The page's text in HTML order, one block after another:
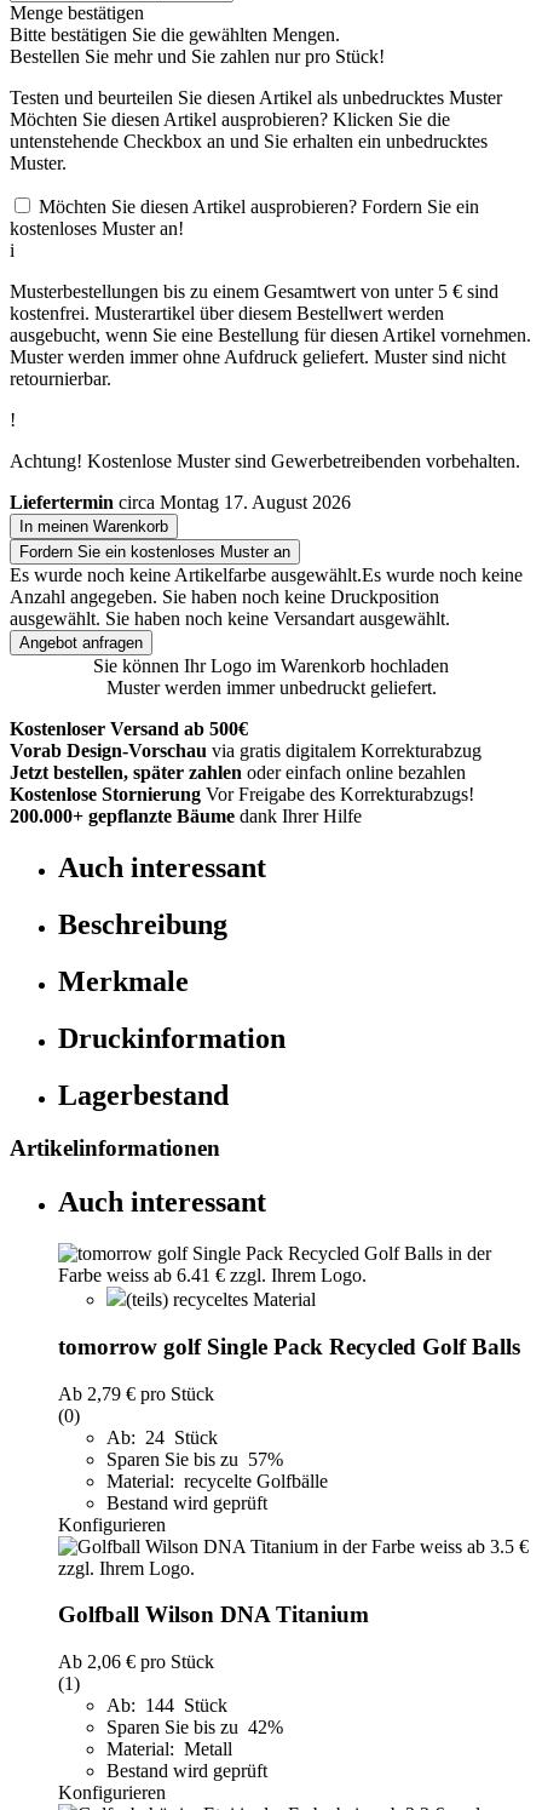
Menge bestätigen
Bitte bestätigen Sie die gewählten Mengen.
Bestellen Sie mehr und Sie zahlen nurpro Stück!
Testen und beurteilen Sie diesen Artikel als unbedrucktes Muster
Möchten Sie diesen Artikel ausprobieren? Klicken Sie die
untenstehende Checkbox an und Sie erhalten ein unbedrucktes
Muster.
Möchten Sie diesen Artikel ausprobieren? Fordern Sie ein
kostenloses Muster an!
i
Musterbestellungen bis zu einem Gesamtwert von unter 5 € sind
kostenfrei. Musterartikel über diesem Bestellwert werden
ausgebucht, wenn Sie eine Bestellung für diesen Artikel vornehmen.
Muster werden immer ohne Aufdruck geliefert. Muster sind nicht
retournierbar.
!
Achtung! Kostenlose Muster sind Gewerbetreibenden vorbehalten.
Liefertermin circa Montag 17. August 2026
In meinen Warenkorb
Fordern Sie ein kostenloses Muster an
Es wurde noch keine Artikelfarbe ausgewählt.Es wurde noch keine
Anzahl angegeben. Sie haben noch keine Druckposition
ausgewählt. Sie haben noch keine Versandart ausgewählt.
Angebot anfragen
Sie können Ihr Logo im Warenkorb hochladen
Muster werden immer unbedruckt geliefert.
Kostenloser Versand ab 500€
Vorab Design-Vorschau via gratis digitalem Korrekturabzug
Jetzt bestellen, später zahlen oder einfach online bezahlen
Kostenlose Stornierung Vor Freigabe des Korrekturabzugs!
200.000+ gepflanzte Bäume dank Ihrer Hilfe
Auch interessant
Beschreibung
Merkmale
Druckinformation
Lagerbestand
Artikelinformationen
Auch interessant
(teils) recyceltes Material
tomorrow golf Single Pack Recycled Golf Balls
Ab 2,79 € pro Stück
(0)
Ab: 24 Stück
Sparen Sie bis zu 57%
Material: recycelte Golfbälle
Bestand wird geprüft
Konfigurieren
Golfball Wilson DNA Titanium
Ab 2,06 € pro Stück
(1)
Ab: 144 Stück
Sparen Sie bis zu 42%
Material: Metall
Bestand wird geprüft
Konfigurieren